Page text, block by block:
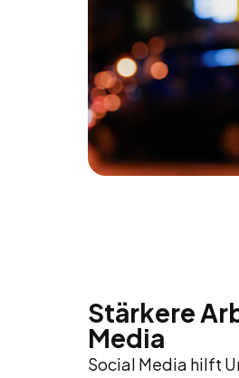
Stärkere
Media
Social Media hilft